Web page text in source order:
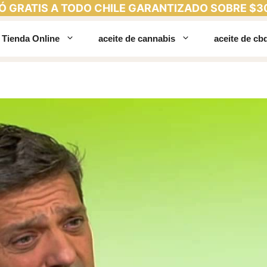
GRATIS A TODO CHILE GARANTIZADO SOBRE
Tienda Online aceite de cannabis aceite de